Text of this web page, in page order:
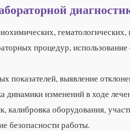
процедур,
показателей, выявление
динамики изменений в ходе
оборудования,
безопасности работы.